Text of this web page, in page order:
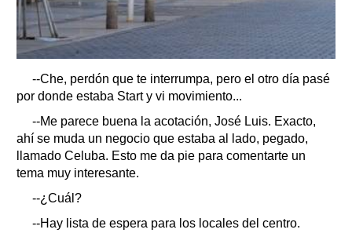
--Che, perdón que te interrumpa, pero el otro día pasé
por donde estaba Start y vi movimiento...
--Me parece buena la acotación, José Luis. Exacto,
ahí se muda un negocio que estaba al lado, pegado,
llamado Celuba. Esto me da pie para comentarte un
tema muy interesante.
--¿Cuál?
--Hay lista de espera para los locales del centro.